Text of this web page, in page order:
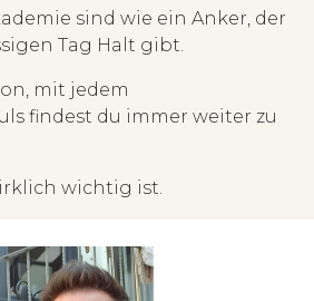
sind wie ein Anker, der
Tag Halt gibt.
mit jedem
findest du immer weiter zu
wichtig ist.